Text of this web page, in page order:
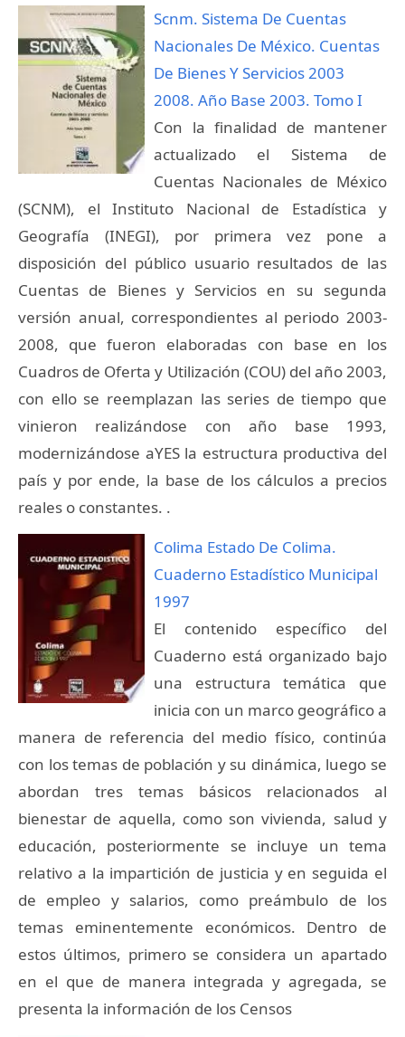
Scnm. Sistema De Cuentas
Nacionales De México. Cuentas
De Bienes Y Servicios 2003
2008. Año Base 2003. Tomo I
Con la finalidad de mantener
actualizado el Sistema de
Cuentas Nacionales de México
(SCNM), el Instituto Nacional de Estadística y
Geografía (INEGI), por primera vez pone a
disposición del público usuario resultados de las
Cuentas de Bienes y Servicios en su segunda
versión anual, correspondientes al periodo 2003-
2008, que fueron elaboradas con base en los
Cuadros de Oferta y Utilización (COU) del año 2003,
con ello se reemplazan las series de tiempo que
vinieron realizándose con año base 1993,
modernizándose aYES la estructura productiva del
país y por ende, la base de los cálculos a precios
reales o constantes. .
Colima Estado De Colima.
Cuaderno Estadístico Municipal
1997
El contenido específico del
Cuaderno está organizado bajo
una estructura temática que
inicia con un marco geográfico a
manera de referencia del medio físico, continúa
con los temas de población y su dinámica, luego se
abordan tres temas básicos relacionados al
bienestar de aquella, como son vivienda, salud y
educación, posteriormente se incluye un tema
relativo a la impartición de justicia y en seguida el
de empleo y salarios, como preámbulo de los
temas eminentemente económicos. Dentro de
estos últimos, primero se considera un apartado
en el que de manera integrada y agregada, se
presenta la información de los Censos